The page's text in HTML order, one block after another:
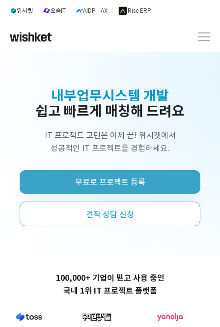
위시켓 요즘IT AIDP - AX Rise ERP
내부업무시스템 개발
웹 서비스 개발
AI 서비스 개발
정부지원사업 외주 개발
프리랜서 개발자 구인
플랫폼 제작
쇼핑몰 구축
쉽고 빠르게 매칭해 드려요
IT 프로젝트 고민은 이제 끝! 위시켓에서
성공적인 IT 프로젝트를 경험하세요.
무료로 프로젝트 등록
견적 상담 신청
100,000+ 기업이 믿고 사용 중인
국내 1위 IT 프로젝트 플랫폼